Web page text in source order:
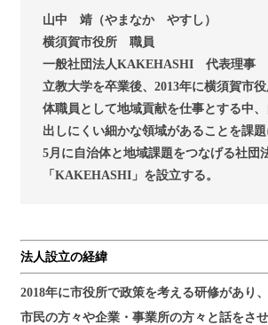
山中 靖（やまなか やすし）
横須賀市役所 職員
一般社団法人KAKEHASHI 代表理事
立教大学を卒業後、2013年に横須賀市
体職員として地域貢献を仕事とする中
出しにくい細かな領域があることを課
5月に自治体と地域課題をつなげる社団
「KAKEHASHI」を設立する。
法人設立の経緯
2018年に市役所で政策を考える研修があり
市民の方々や企業・事業所の方々と話をさ